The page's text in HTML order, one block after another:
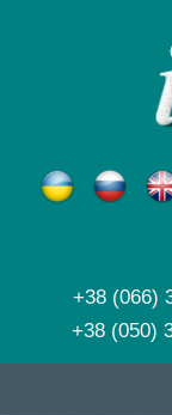
+38 (066)
+38 (050)